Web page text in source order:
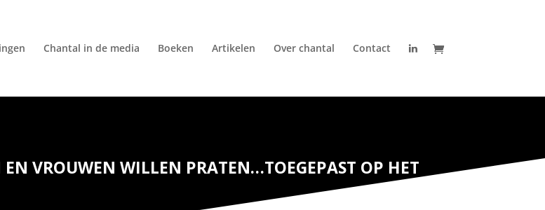
Chantal in de media Boeken Artikelen Over chantal Contact
VROUWEN WILLEN PRATEN…TOEGEPAST OP HET